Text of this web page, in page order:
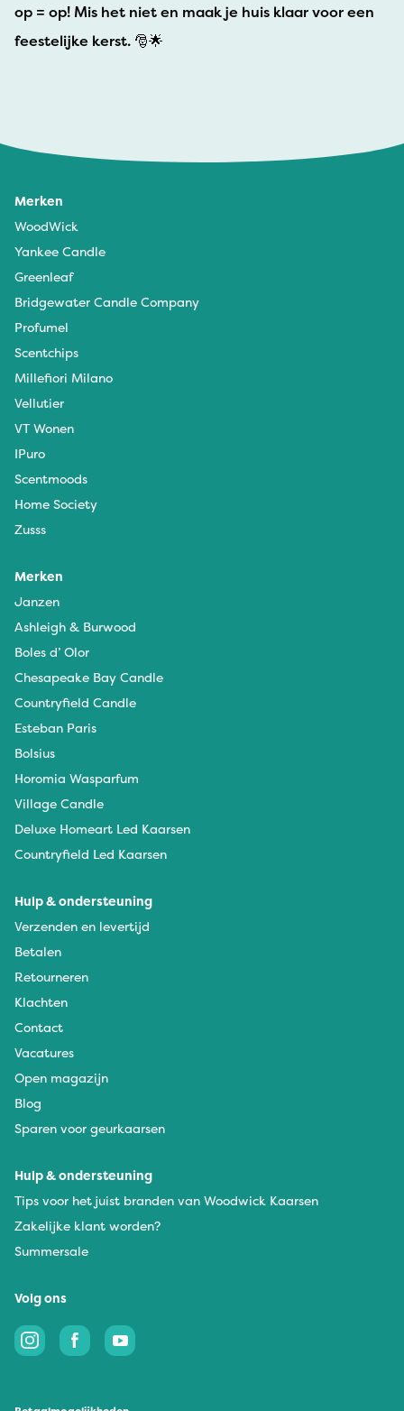
op = op! Mis het niet en maak je huis klaar voor een
feestelijke kerst. 🎅🌟
Merken
WoodWick
Yankee Candle
Greenleaf
Bridgewater Candle Company
Profumel
Scentchips
Millefiori Milano
Vellutier
VT Wonen
IPuro
Scentmoods
Home Society
Zusss
Merken
Janzen
Ashleigh & Burwood
Boles d’ Olor
Chesapeake Bay Candle
Countryfield Candle
Esteban Paris
Bolsius
Horomia Wasparfum
Village Candle
Deluxe Homeart Led Kaarsen
Countryfield Led Kaarsen
Hulp & ondersteuning
Verzenden en levertijd
Betalen
Retourneren
Klachten
Contact
Vacatures
Open magazijn
Blog
Sparen voor geurkaarsen
Hulp & ondersteuning
Tips voor het juist branden van Woodwick Kaarsen
Zakelijke klant worden?
Summersale
Volg ons